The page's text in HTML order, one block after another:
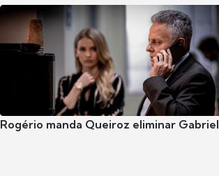
Rogério manda Queiroz eliminar Gabriel